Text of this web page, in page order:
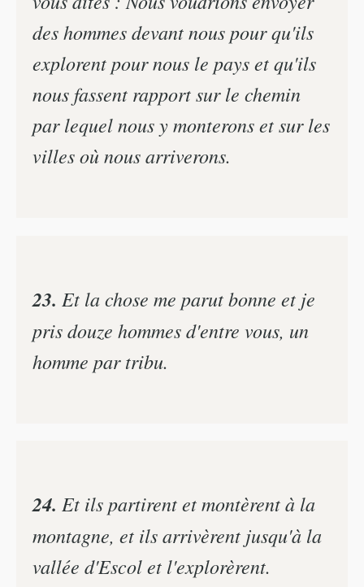
des hommes devant nous pour qu'ils
explorent pour nous le pays et qu'ils
nous fassent rapport sur le chemin
par lequel nous y monterons et sur les
villes où nous arriverons.
23. Et la chose me parut bonne et je
pris douze hommes d'entre vous, un
homme par tribu.
24. Et ils partirent et montèrent à la
montagne, et ils arrivèrent jusqu'à la
vallée d'Escol et l'explorèrent.